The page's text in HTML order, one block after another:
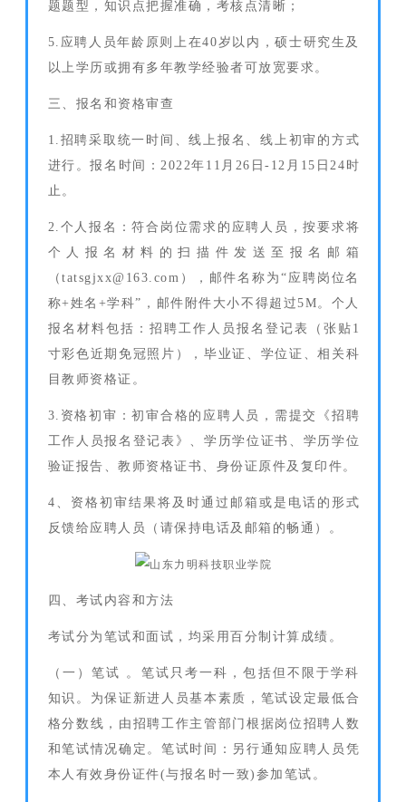
题题型，知识点把握准确，考核点清晰；
5.应聘人员年龄原则上在40岁以内，硕士研究生及
以上学历或拥有多年教学经验者可放宽要求。
三、报名和资格审查
1.招聘采取统一时间、线上报名、线上初审的方式
进行。报名时间：2022年11月26日-12月15日24时
止。
2.个人报名：符合岗位需求的应聘人员，按要求将
个人报名材料的扫描件发送至报名邮箱
（tatsgjxx@163.com），邮件名称为“应聘岗位名
称+姓名+学科”，邮件附件大小不得超过5M。个人
报名材料包括：招聘工作人员报名登记表（张贴1
寸彩色近期免冠照片），毕业证、学位证、相关科
目教师资格证。
3.资格初审：初审合格的应聘人员，需提交《招聘
工作人员报名登记表》、学历学位证书、学历学位
验证报告、教师资格证书、身份证原件及复印件。
4、资格初审结果将及时通过邮箱或是电话的形式
反馈给应聘人员（请保持电话及邮箱的畅通）。
四、考试内容和方法
考试分为笔试和面试，均采用百分制计算成绩。
（一）笔试 。笔试只考一科，包括但不限于学科
知识。为保证新进人员基本素质，笔试设定最低合
格分数线，由招聘工作主管部门根据岗位招聘人数
和笔试情况确定。笔试时间：另行通知应聘人员凭
本人有效身份证件(与报名时一致)参加笔试。